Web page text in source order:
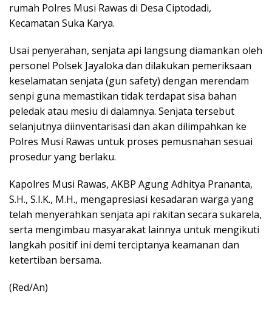
rumah Polres Musi Rawas di Desa Ciptodadi,
Kecamatan Suka Karya.
Usai penyerahan, senjata api langsung diamankan oleh
personel Polsek Jayaloka dan dilakukan pemeriksaan
keselamatan senjata (gun safety) dengan merendam
senpi guna memastikan tidak terdapat sisa bahan
peledak atau mesiu di dalamnya. Senjata tersebut
selanjutnya diinventarisasi dan akan dilimpahkan ke
Polres Musi Rawas untuk proses pemusnahan sesuai
prosedur yang berlaku.
Kapolres Musi Rawas, AKBP Agung Adhitya Prananta,
S.H., S.I.K., M.H., mengapresiasi kesadaran warga yang
telah menyerahkan senjata api rakitan secara sukarela,
serta mengimbau masyarakat lainnya untuk mengikuti
langkah positif ini demi terciptanya keamanan dan
ketertiban bersama.
(Red/An)